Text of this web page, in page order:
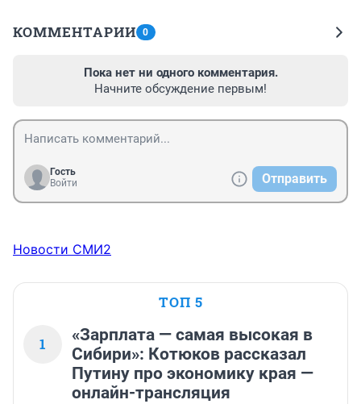
КОММЕНТАРИИ 0
Пока нет ни одного комментария.
Начните обсуждение первым!
Гость
Войти
Отправить
Новости СМИ2
ТОП 5
1
«Зарплата — самая высокая в
Сибири»: Котюков рассказал
Путину про экономику края —
онлайн-трансляция